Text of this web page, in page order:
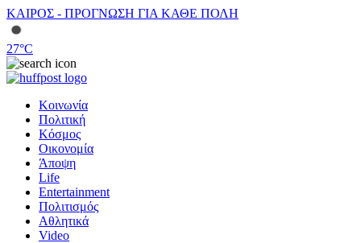
ΚΑΙΡΟΣ - ΠΡΟΓΝΩΣΗ ΓΙΑ ΚΑΘΕ ΠΟΛΗ
27°C
Κοινωνία
Πολιτική
Κόσμος
Οικονομία
Άποψη
Life
Entertainment
Πολιτισμός
Αθλητικά
Video